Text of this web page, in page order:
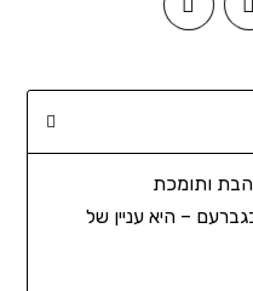
ותומכת
– היא עניין של